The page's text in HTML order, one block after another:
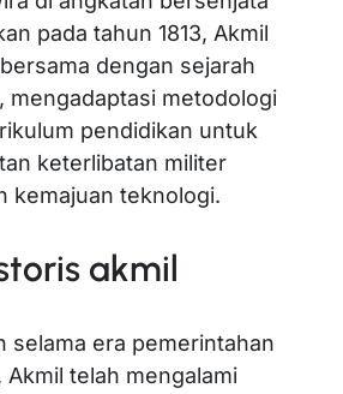
pada tahun 1813, Akmil
dengan sejarah
mengadaptasi metodologi
pendidikan untuk
keterlibatan militer
kemajuan teknologi.
akmil
selama era pemerintahan
Akmil telah mengalami